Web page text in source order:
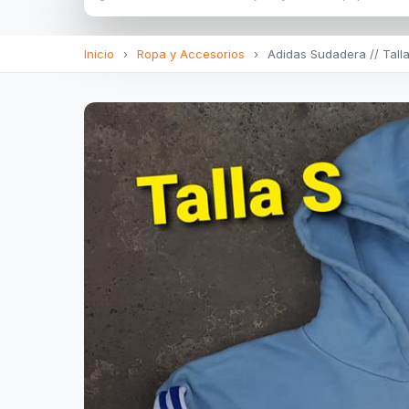
Inicio › Ropa y Accesorios › Adidas Sudadera //